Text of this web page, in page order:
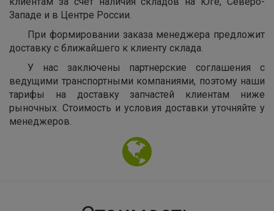
Западе и в Центре России.
При формировании заказа менеджера предложит
доставку с ближайшего к клиенту склада.
У нас заключены партнерские соглашения с
ведущими транспортными компаниями, поэтому наши
тарифы на доставку запчастей клиентам ниже
рыночных. Стоимость и условия доставки уточняйте у
менеджеров.